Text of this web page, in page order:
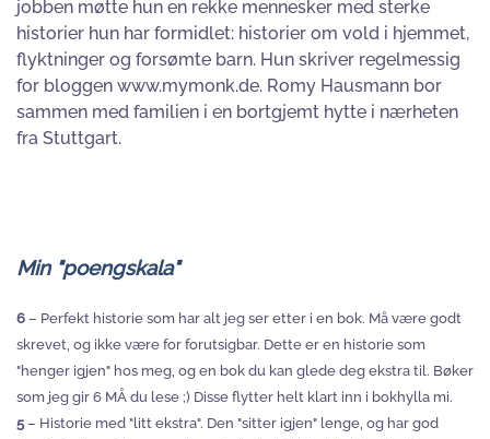
jobben møtte hun en rekke mennesker med sterke
historier hun har formidlet: historier om vold i hjemmet,
flyktninger og forsømte barn. Hun skriver regelmessig
for bloggen www.mymonk.de. Romy Hausmann bor
sammen med familien i en bortgjemt hytte i nærheten
fra Stuttgart.
Min "poengskala"
6– Perfekt historie som har alt jeg ser etter i en bok. Må være godt
skrevet, og ikke være for forutsigbar. Dette er en historie som
"henger igjen" hos meg, og en bok du kan glede deg ekstra til. Bøker
som jeg gir 6 MÅ du lese ;) Disse flytter helt klart inn i bokhylla mi.
5– Historie med "litt ekstra". Den "sitter igjen" lenge, og har god